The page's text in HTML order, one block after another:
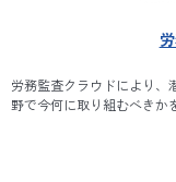
労務監査クラウドにより、
野で今何に取り組むべきか